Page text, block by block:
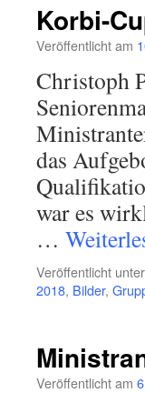
Korbi-
Veröffentlicht am
Christoph
das
war es
…
Veröffentlicht unter
2018, Bilder,
Veröffentlicht am